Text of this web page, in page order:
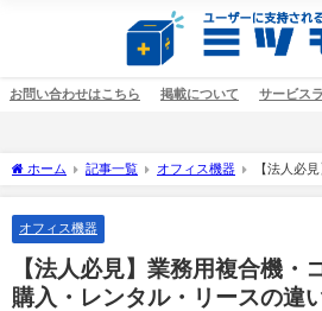
お問い合わせはこちら 掲載について サービス
ホーム 記事一覧 オフィス機器
【法人必
オフィス機器
【法人必見】業務用複合機・
購入・レンタル・リースの違